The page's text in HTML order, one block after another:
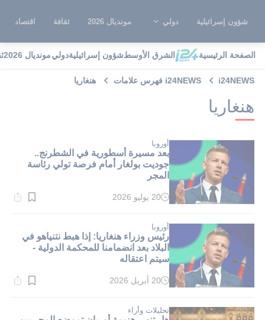
شؤون إسرائيلية دولي مونديال 2026 ثقافة اقتصاد
الصفحة الرئيسية الشرق الأوسطشؤون إسرائيليةدوليمونديال 2026
i24NEWS i24NEWS فهرس علامات هنغاريا
هنغاريا
أوروبا
بعد مسيرة أسطورية في الشطرنج..
جوديت بولغار أمام فرصة تولي رئاسة
المجر
وقت
دقيقة.
20 يوليو 2026
أوروبا
رئيس وزراء هنغاريا: إذا هبط نتنياهو في
البلاد بعد انضمامنا للمحكمة الدولية -
سيتم اعتقاله
وقت
دقيقة.
20 أبريل 2026
تحليلات وأراء